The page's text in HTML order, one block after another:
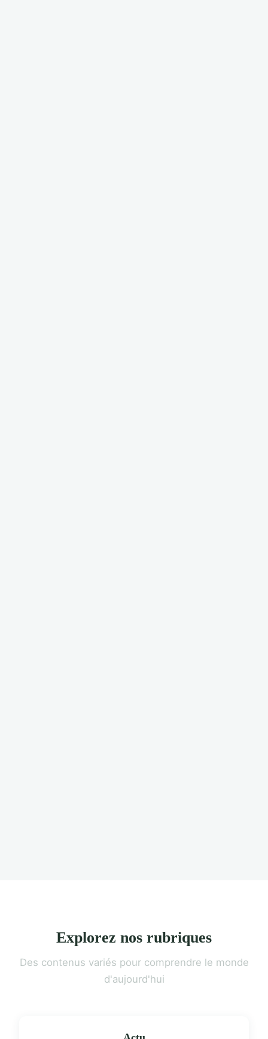
Explorez nos rubriques
Des contenus variés pour comprendre le monde
d'aujourd'hui